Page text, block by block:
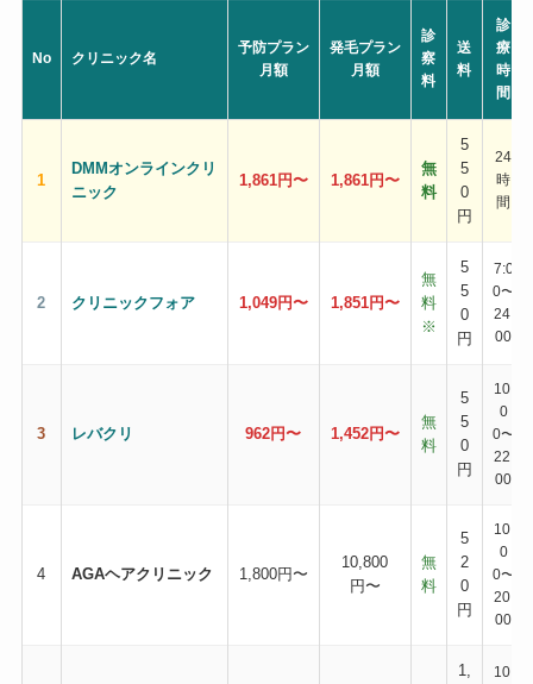
No クリニック名
予防プラン
月額
発毛プラン
月額
診
察
料
送
料
診
療
時
間
1
DMMオンラインクリ
ニック
1,861円〜 1,861円〜
無
料
5
5
0
円
24
時
間
2 クリニックフォア 1,049円〜 1,851円〜
無
料
※
5
5
0
円
7:0
0〜
24:
00
3 レバクリ 962円〜 1,452円〜
無
料
5
5
0
円
10:
0
0〜
22:
00
4 AGAヘアクリニック 1,800円〜
10,800
円〜
無
料
5
2
0
円
10:
0
0〜
20:
00
1,
10: